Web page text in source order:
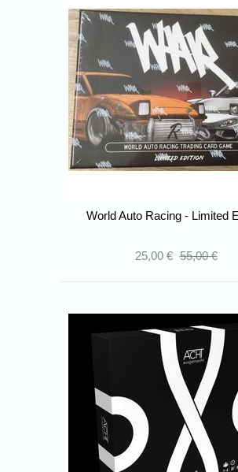
World Auto Racing - Limited
25,00 € 55,00 €